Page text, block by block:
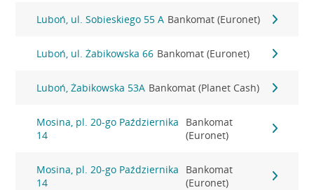
Luboń, ul. Sobieskiego 55 A Bankomat (Euronet)
Luboń, ul. Żabikowska 66 Bankomat (Euronet)
Luboń, Żabikowska 53A Bankomat (Planet Cash)
Mosina, pl. 20-go Października
14
Bankomat
(Euronet)
Mosina, pl. 20-go Października
14
Bankomat
(Euronet)